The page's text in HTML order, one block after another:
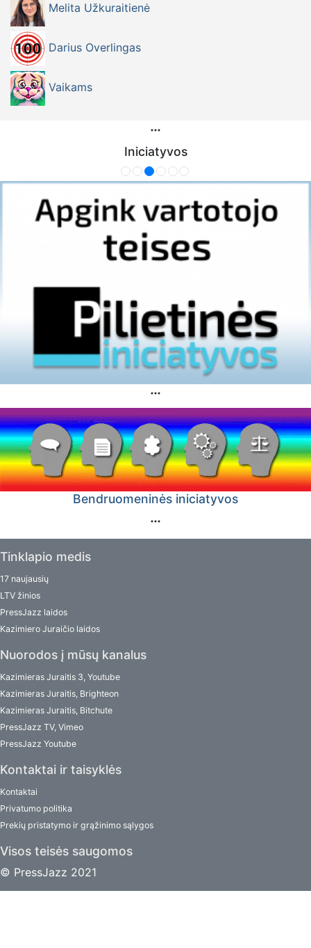
Melita Užkuraitienė
Darius Overlingas
Vaikams
Iniciatyvos
Bendruomeninės iniciatyvos
Tinklapio medis
17 naujausių
LTV žinios
PressJazz laidos
Kazimiero Juraičio laidos
Nuorodos į mūsų kanalus
Kazimieras Juraitis 3, Youtube
Kazimieras Juraitis, Brighteon
Kazimieras Juraitis, Bitchute
PressJazz TV, Vimeo
PressJazz Youtube
Kontaktai ir taisyklės
Kontaktai
Privatumo politika
Prekių pristatymo ir grąžinimo sąlygos
Visos teisės saugomos
© PressJazz 2021